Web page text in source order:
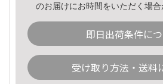
のお届けにお時間をいただく場合
即日出荷条件に
受け取り方法・送料